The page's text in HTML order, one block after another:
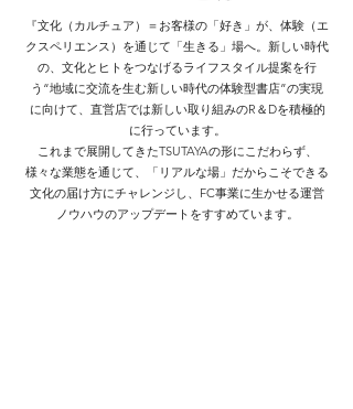
『文化（カルチュア）＝お客様の「好き」が、体験（エ
クスペリエンス）を通じて「生きる」場へ。新しい時代
の、文化とヒトをつなげるライフスタイル提案を行
う“地域に交流を生む新しい時代の体験型書店”の実現
に向けて、直営店では新しい取り組みのR＆Dを積極的
に行っています。
これまで展開してきたTSUTAYAの形にこだわらず、
様々な業態を通じて、「リアルな場」だからこそできる
文化の届け方にチャレンジし、FC事業に生かせる運営
ノウハウのアップデートをすすめています。